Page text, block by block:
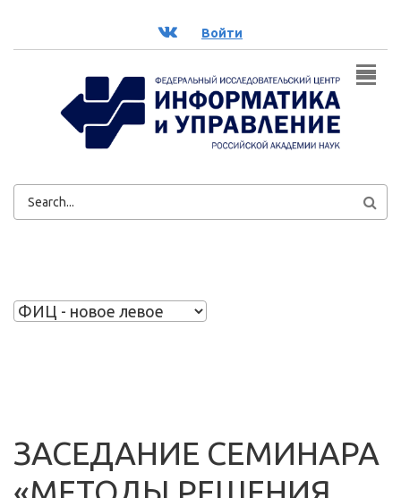
ВК Войти
ФОРМА
ЗАСЕДАНИЕ СЕМИНАРА